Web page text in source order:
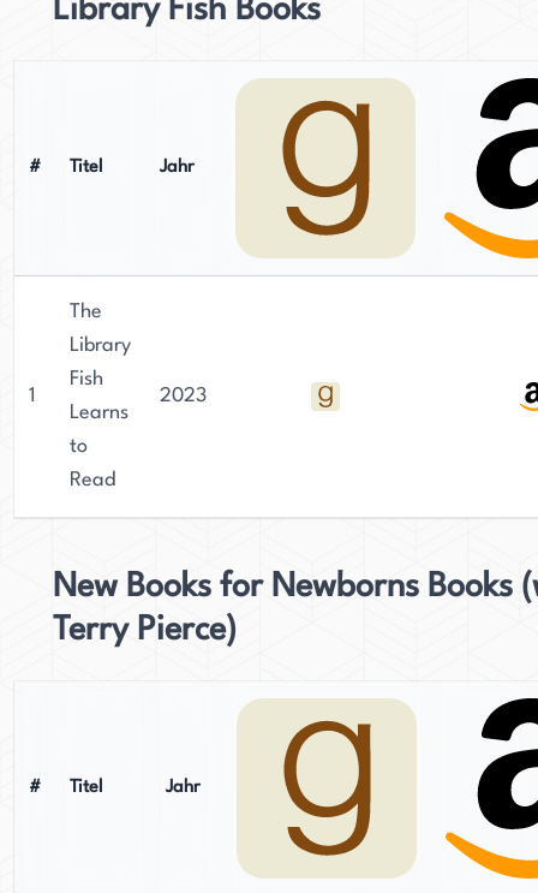
Library Fish Books
# Titel Jahr
1
The
Library
Fish
Learns
to
Read
2023
New Books for Newborns Books
Terry Pierce)
# Titel Jahr